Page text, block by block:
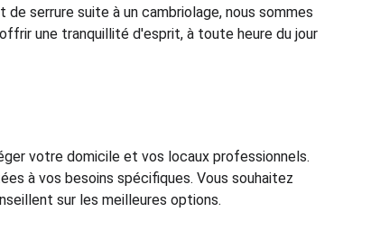
serrure suite à un cambriolage, nous sommes
une tranquillité d'esprit, à toute heure du jour
votre domicile et vos locaux professionnels.
à vos besoins spécifiques. Vous souhaitez
sur les meilleures options.